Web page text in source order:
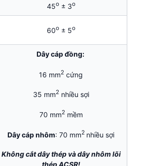
45o± 3o
60o± 5o
Dây cáp đồng:
16 mm2 cứng
35 mm2nhiều sợi
70 mm2mềm
Dây cáp nhôm: 70 mm2 nhiều sợi
Không cắt dây thép và dây nhôm lõi
thép ACSR!